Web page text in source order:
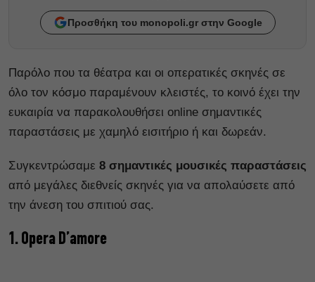
Προσθήκη του monopoli.gr στην Google
Παρόλο που τα θέατρα και οι οπερατικές σκηνές σε
όλο τον κόσμο παραμένουν κλειστές, το κοινό έχει την
ευκαιρία να παρακολουθήσει online σημαντικές
παραστάσεις με χαμηλό εισιτήριο ή και δωρεάν.
Συγκεντρώσαμε 8 σημαντικές μουσικές παραστάσεις
από μεγάλες διεθνείς σκηνές για να απολαύσετε από
την άνεση του σπιτιού σας.
1. Opera D’amore